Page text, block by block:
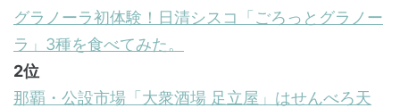
グラノーラ初体験！日清シスコ「ごろっとグラノー
ラ」3種を食べてみた。
2位
那覇・公設市場「大衆酒場 足立屋」はせんべろ天